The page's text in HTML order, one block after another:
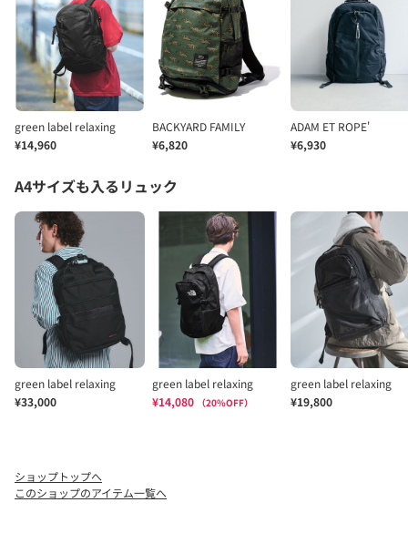
ショップトップへ
このショップのアイテム一覧へ